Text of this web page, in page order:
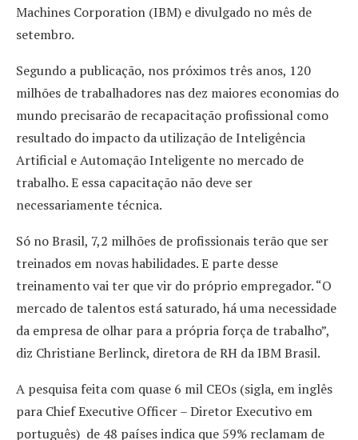
Machines Corporation (IBM) e divulgado no mês de
setembro.
Segundo a publicação, nos próximos três anos, 120
milhões de trabalhadores nas dez maiores economias do
mundo precisarão de recapacitação profissional como
resultado do impacto da utilização de Inteligência
Artificial e Automação Inteligente no mercado de
trabalho. E essa capacitação não deve ser
necessariamente técnica.
Só no Brasil, 7,2 milhões de profissionais terão que ser
treinados em novas habilidades. E parte desse
treinamento vai ter que vir do próprio empregador. “O
mercado de talentos está saturado, há uma necessidade
da empresa de olhar para a própria força de trabalho”,
diz Christiane Berlinck, diretora de RH da IBM Brasil.
A pesquisa feita com quase 6 mil CEOs (sigla, em inglês
para Chief Executive Officer – Diretor Executivo em
português) de 48 países indica que 59% reclamam de